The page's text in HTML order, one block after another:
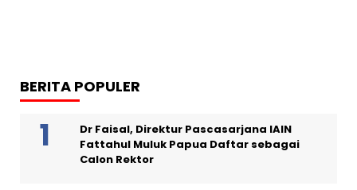
BERITA POPULER
Dr Faisal, Direktur Pascasarjana IAIN
Fattahul Muluk Papua Daftar sebagai
Calon Rektor